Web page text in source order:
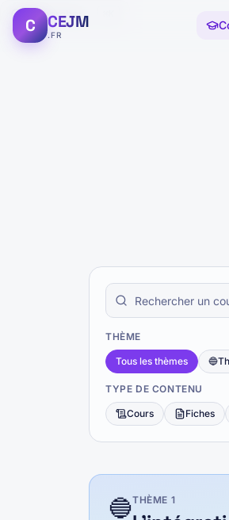
Rechercher...
C CEJM
.FR
THÈME
Tous les thèmes 🔵
TYPE DE CONTENU
Cours Fiches
🔵THÈME 1